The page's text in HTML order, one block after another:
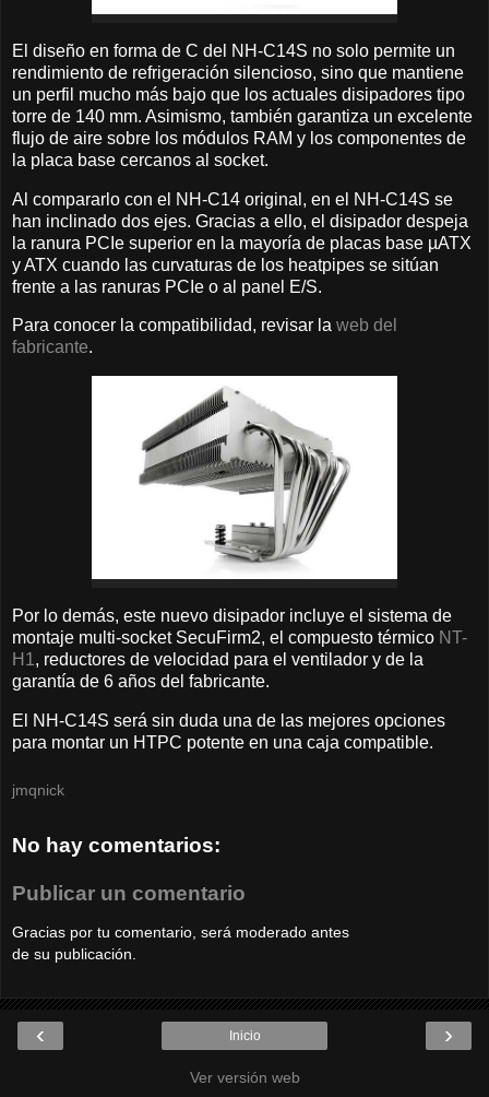
El diseño en forma de C del NH-C14S no solo permite un
rendimiento de refrigeración silencioso, sino que mantiene
un perfil mucho más bajo que los actuales disipadores tipo
torre de 140 mm. Asimismo, también garantiza un excelente
flujo de aire sobre los módulos RAM y los componentes de
la placa base cercanos al socket.
Al compararlo con el NH-C14 original, en el NH-C14S se
han inclinado dos ejes. Gracias a ello, el disipador despeja
la ranura PCIe superior en la mayoría de placas base µATX
y ATX cuando las curvaturas de los heatpipes se sitúan
frente a las ranuras PCIe o al panel E/S.
Para conocer la compatibilidad, revisar la web del
fabricante.
Por lo demás, este nuevo disipador incluye el sistema de
montaje multi-socket SecuFirm2, el compuesto térmico NT-
H1 , reductores de velocidad para el ventilador y de la
garantía de 6 años del fabricante.
El NH-C14S será sin duda una de las mejores opciones
para montar un HTPC potente en una caja compatible.
jmqnick
No hay comentarios:
Publicar un comentario
Gracias por tu comentario, será moderado antes
de su publicación.
‹ ›
Inicio
Ver versión web